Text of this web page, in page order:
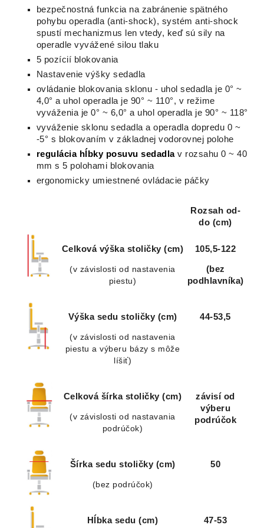
bezpečnostná funkcia na zabránenie spätného
pohybu operadla (anti-shock), systém anti-shock
spustí mechanizmus len vtedy, keď sú sily na
operadle vyvážené silou tlaku
5 pozícií blokovania
Nastavenie výšky sedadla
ovládanie blokovania sklonu - uhol sedadla je 0° ~
4,0° a uhol operadla je 90° ~ 110°, v režime
vyváženia je 0° ~ 6,0° a uhol operadla je 90° ~ 118°
vyváženie sklonu sedadla a operadla dopredu 0 ~
-5° s blokovaním v základnej vodorovnej polohe
regulácia hĺbky posuvu sedadlav rozsahu 0 ~ 40
mm s 5 polohami blokovania
ergonomicky umiestnené ovládacie páčky
Rozsah od-
do (cm)
Celková výška stoličky (cm)
(v závislosti od nastavenia
piestu)
105,5-122
(bez
podhlavníka)
Výška sedu stoličky (cm)
(v závislosti od nastavenia
piestu a výberu bázy s môže
líšiť)
44-53,5
Celková šírka stoličky (cm)
(v závislosti od nastavania
podrúčok)
závisí od
výberu
podrúčok
Šírka sedu stoličky (cm)
(bez podrúčok)
50
Hĺbka sedu (cm) 47-53